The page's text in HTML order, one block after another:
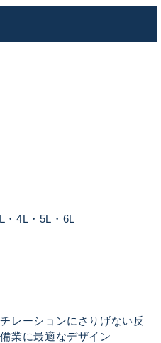
4L・5L・6L
レーションにさりげない反
業に最適なデザイン